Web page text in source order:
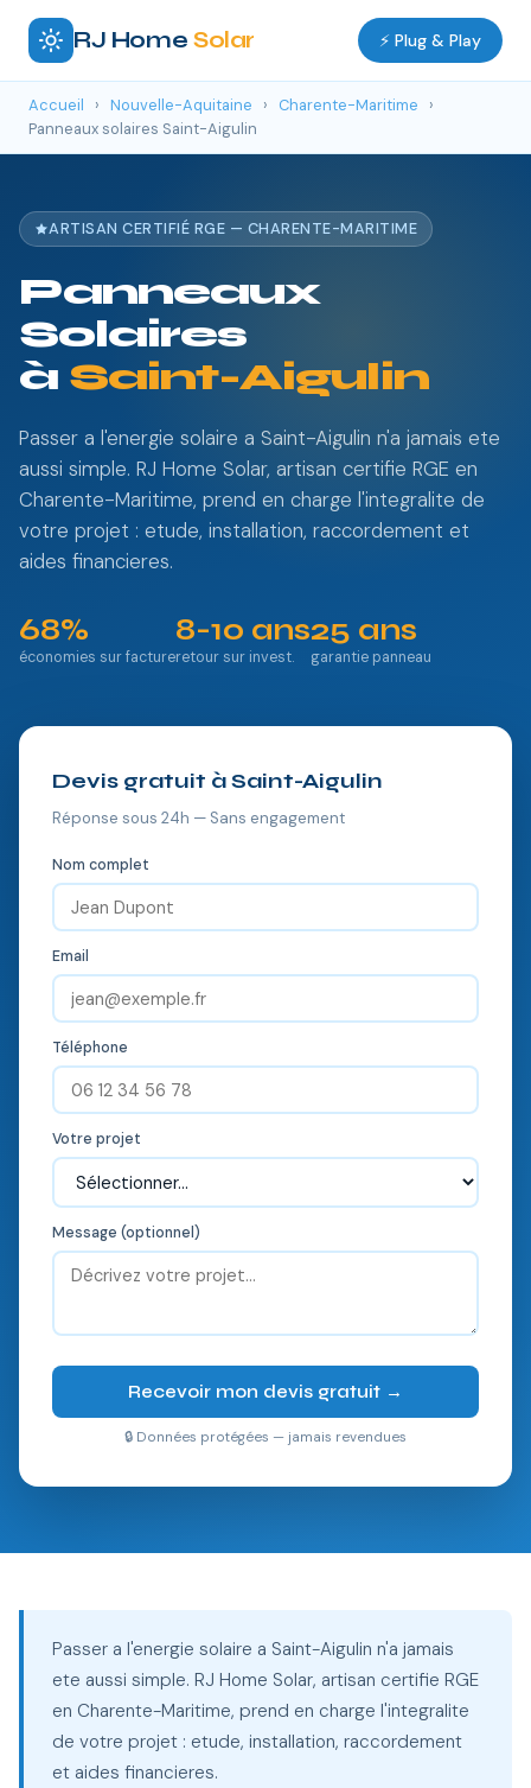
RJ Home Solar ⚡ Plug & Play
Accueil › Nouvelle-Aquitaine › Charente-Maritime
›
Panneaux solaires Saint-Aigulin
ARTISAN CERTIFIÉ RGE — CHARENTE-MARITIME
Panneaux
Solaires
à Saint-Aigulin
Passer a l'energie solaire a Saint-Aigulin n'a jamais ete
aussi simple. RJ Home Solar, artisan certifie RGE en
Charente-Maritime, prend en charge l'integralite de
votre projet : etude, installation, raccordement et
aides financieres.
68%
économies sur facture
8-10 ans
retour sur invest.
25 ans
garantie panneau
Devis gratuit à Saint-Aigulin
Réponse sous 24h — Sans engagement
Nom complet
Email
Téléphone
Votre projet
Message (optionnel)
Recevoir mon devis gratuit →
🔒 Données protégées — jamais revendues
Passer a l'energie solaire a Saint-Aigulin n'a jamais
ete aussi simple. RJ Home Solar, artisan certifie RGE
en Charente-Maritime, prend en charge l'integralite
de votre projet : etude, installation, raccordement
et aides financieres.